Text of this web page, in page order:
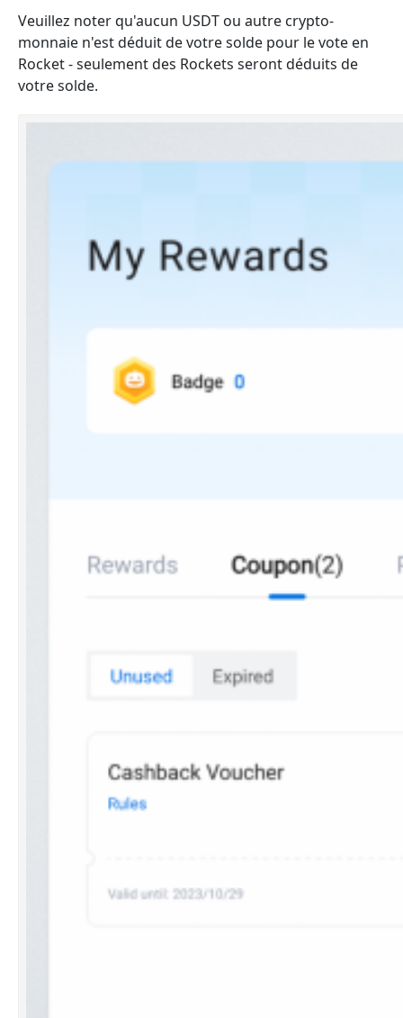
Veuillez noter qu'aucun USDT ou autre crypto-
monnaie n'est déduit de votre solde pour le vote en
Rocket - seulement des Rockets seront déduits de
votre solde.